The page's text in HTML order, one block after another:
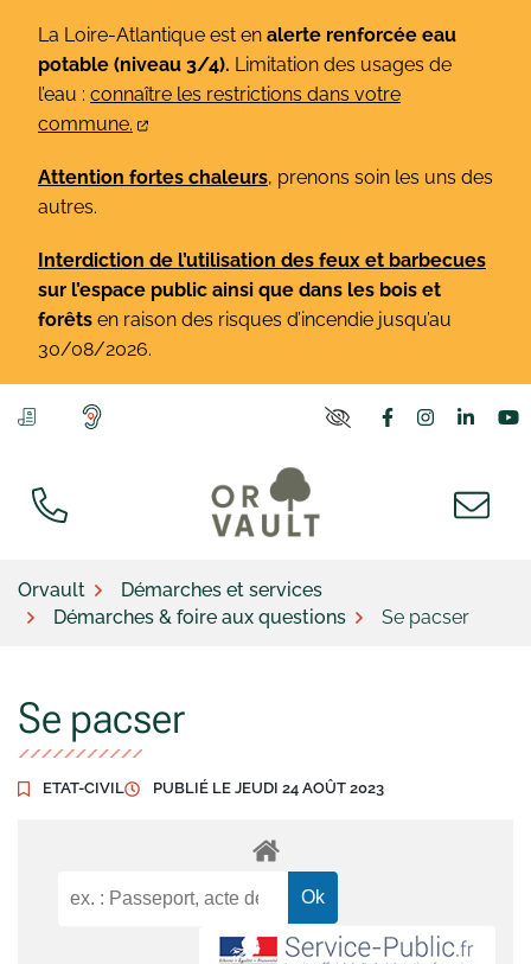
contenu
La Loire-Atlantique est en alerte renforcée eau
potable (niveau 3/4). Limitation des usages de
l’eau : connaître les restrictions dans votre
commune.
Attention fortes chaleurs, prenons soin les uns des
autres.
Interdiction de l’utilisation des feux et barbecues
sur l’espace public ainsi que dans les bois et
forêts en raison des risques d’incendie jusqu’au
30/08/2026.
Lien vers le
Lien vers
Lien
Orvault
Démarches et services
Démarches & foire aux questions
Se pacser
Se pacser
ETAT-CIVIL PUBLIÉ LE JEUDI 24 AOÛT 2023